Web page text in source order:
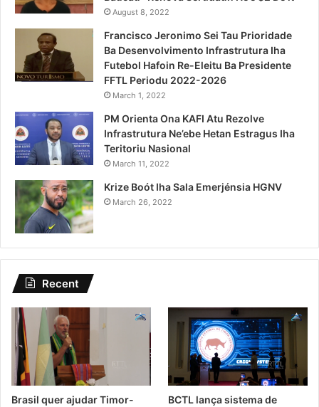
August 8, 2022
Francisco Jeronimo Sei Tau Prioridade
Ba Desenvolvimento Infrastrutura Iha
Futebol Hafoin Re-Eleitu Ba Presidente
FFTL Periodu 2022-2026
March 1, 2022
PM Orienta Ona KAFI Atu Rezolve
Infrastrutura Ne’ebe Hetan Estragus Iha
Teritoriu Nasional
March 11, 2022
Krize Boót Iha Sala Emerjénsia HGNV
March 26, 2022
Recent
Brasil quer ajudar Timor-
BCTL lança sistema de